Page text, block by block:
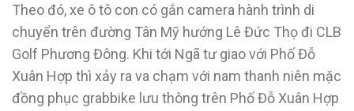
Theo đó, xe ô tô con có gắn camera hành trình di
chuyển trên đường Tân Mỹ hướng Lê Đức Thọ đi CLB
Golf Phương Đông. Khi tới Ngã tư giao với Phố Đỗ
Xuân Hợp thì xảy ra va chạm với nam thanh niên mặc
đồng phục grabbike lưu thông trên Phố Đỗ Xuân Hợp